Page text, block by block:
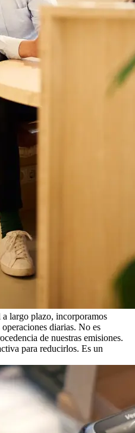
largo plazo, incorporamos
operaciones diarias. No es
de nuestras emisiones.
para reducirlos. Es un